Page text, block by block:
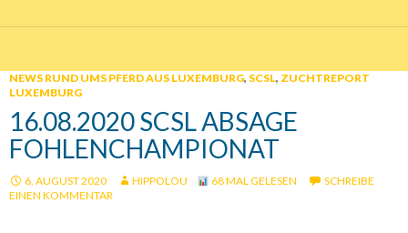
NEWS RUND UMS PFERD AUS LUXEMBURG, SCSL, ZUCHTREPORT
LUXEMBURG
16.08.2020 SCSL ABSAGE
FOHLENCHAMPIONAT
6. AUGUST 2020 HIPPOLOU 68 MAL GELESEN
SCHREIBE
EINEN KOMMENTAR